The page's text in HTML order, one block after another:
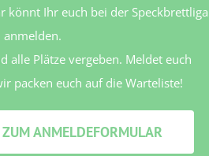
könnt Ihr euch bei der Speckbrettliga
anmelden.
alle Plätze vergeben. Meldet euch
packen euch auf die Warteliste!
ZUM ANMELDEFORMULAR